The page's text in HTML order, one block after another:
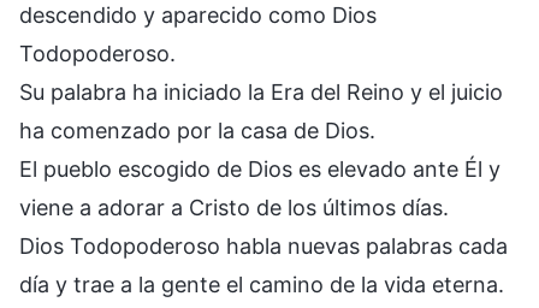
descendido y aparecido como Dios
Todopoderoso.
Su palabra ha iniciado la Era del Reino y el juicio
ha comenzado por la casa de Dios.
El pueblo escogido de Dios es elevado ante Él y
viene a adorar a Cristo de los últimos días.
Dios Todopoderoso habla nuevas palabras cada
día y trae a la gente el camino de la vida eterna.